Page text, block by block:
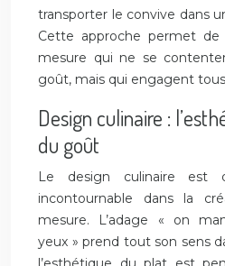
transporter le convive dans
Cette approche permet
mesure qui ne se
goût, mais qui engagent
Design culinaire :
du goût
Le design culinaire est
incontournable dans la
mesure. L’adage « on
yeux » prend tout son sens